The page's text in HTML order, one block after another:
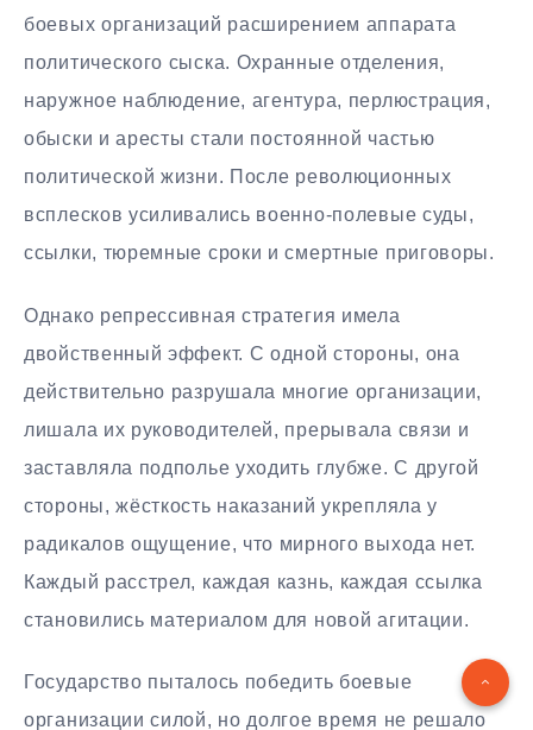
боевых организаций расширением аппарата
политического сыска. Охранные отделения,
наружное наблюдение, агентура, перлюстрация,
обыски и аресты стали постоянной частью
политической жизни. После революционных
всплесков усиливались военно-полевые суды,
ссылки, тюремные сроки и смертные приговоры.
Однако репрессивная стратегия имела
двойственный эффект. С одной стороны, она
действительно разрушала многие организации,
лишала их руководителей, прерывала связи и
заставляла подполье уходить глубже. С другой
стороны, жёсткость наказаний укрепляла у
радикалов ощущение, что мирного выхода нет.
Каждый расстрел, каждая казнь, каждая ссылка
становились материалом для новой агитации.
Государство пыталось победить боевые
организации силой, но долгое время не решало